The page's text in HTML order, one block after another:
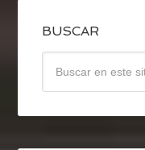
BUSCAR